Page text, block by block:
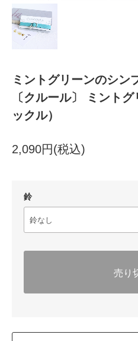
ミントグリーンのシ
〔クルール〕 ミント
ックル）
2,090円(税込)
鈴
売り